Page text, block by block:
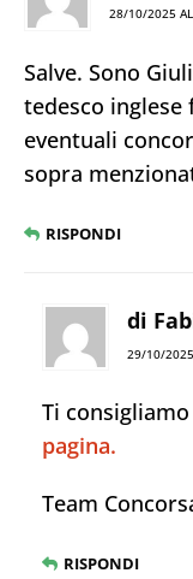
28/10/2025
Salve. Sono
tedesco
eventuali
sopra
RISPONDI
di
29/10/
Ti
pagina.
Team
RISPONDI